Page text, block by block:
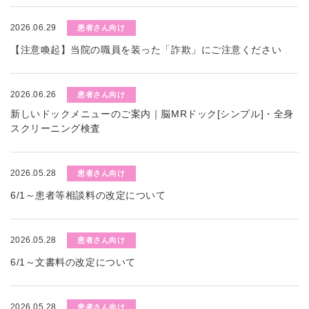
2026.06.29 患者さん向け
【注意喚起】当院の職員を装った「詐欺」にご注意ください
2026.06.26 患者さん向け
新しいドックメニューのご案内｜脳MRドック[シンプル]・全身
スクリーニング検査
2026.05.28 患者さん向け
6/1～患者等相談料の改定について
2026.05.28 患者さん向け
6/1～文書料の改定について
2026.05.28 患者さん向け